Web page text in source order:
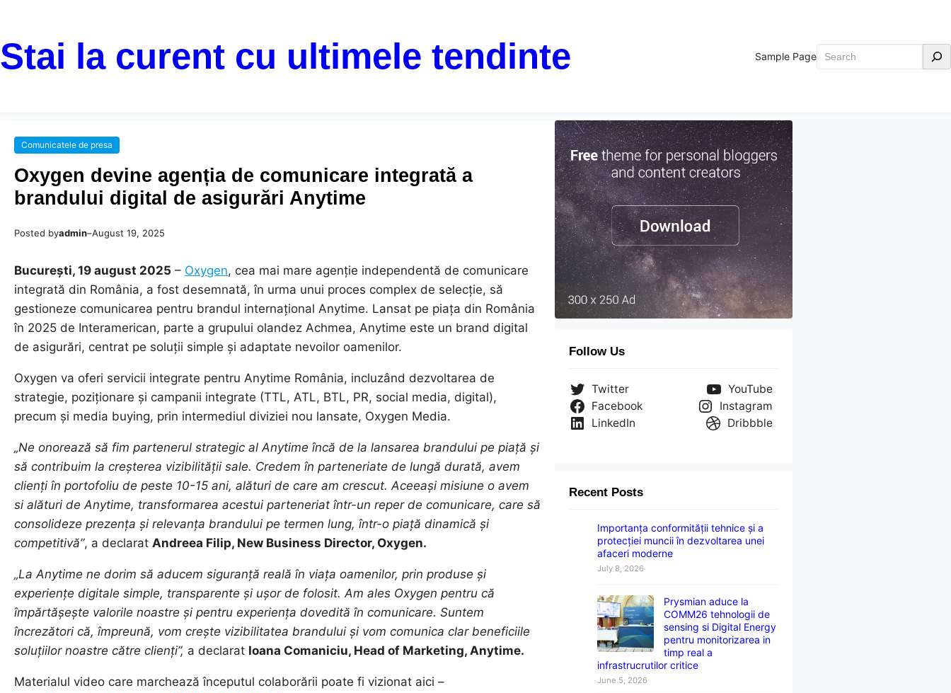
Stai la curent cu ultimele tendinte Sample Page Search
Comunicatele de presa
Oxygen devine agenția de comunicare integrată a
brandului digital de asigurări Anytime
Posted byadmin–August 19, 2025
București, 19 august 2025 – Oxygen, cea mai mare agenție independentă de comunicare
integrată din România, a fost desemnată, în urma unui proces complex de selecție, să
gestioneze comunicarea pentru brandul internațional Anytime. Lansat pe piața din România
în 2025 de Interamerican, parte a grupului olandez Achmea, Anytime este un brand digital
de asigurări, centrat pe soluții simple și adaptate nevoilor oamenilor.
Oxygen va oferi servicii integrate pentru Anytime România, incluzând dezvoltarea de
strategie, poziționare și campanii integrate (TTL, ATL, BTL, PR, social media, digital),
precum și media buying, prin intermediul diviziei nou lansate, Oxygen Media.
„Ne onorează să fim partenerul strategic al Anytime încă de la lansarea brandului pe piață și
să contribuim la creșterea vizibilității sale. Credem în parteneriate de lungă durată, avem
clienți în portofoliu de peste 10-15 ani, alături de care am crescut. Aceeași misiune o avem
si alături de Anytime, transformarea acestui parteneriat într-un reper de comunicare, care să
consolideze prezența și relevanța brandului pe termen lung, într-o piață dinamică și
competitivă”, a declarat Andreea Filip, New Business Director, Oxygen.
„La Anytime ne dorim să aducem siguranță reală în viața oamenilor, prin produse și
experiențe digitale simple, transparente și ușor de folosit. Am ales Oxygen pentru că
împărtășește valorile noastre și pentru experiența dovedită în comunicare. Suntem
încrezători că, împreună, vom crește vizibilitatea brandului și vom comunica clar beneficiile
soluțiilor noastre către clienți”, a declarat Ioana Comaniciu, Head of Marketing, Anytime.
Materialul video care marchează începutul colaborării poate fi vizionat aici –
Follow Us
Twitter
YouTube
Facebook
Instagram
LinkedIn
Dribbble
Recent Posts
Importanța conformității tehnice și a
protecției muncii în dezvoltarea unei
afaceri moderne
July 8, 2026
Prysmian aduce la
COMM26 tehnologii de
sensing si Digital Energy
pentru monitorizarea in
timp real a
infrastrucrutilor critice
June 5, 2026